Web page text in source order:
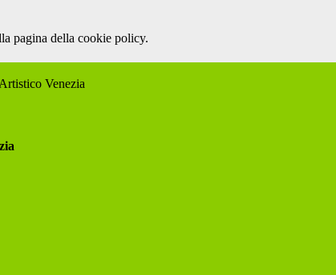
pagina della cookie policy.
Venezia